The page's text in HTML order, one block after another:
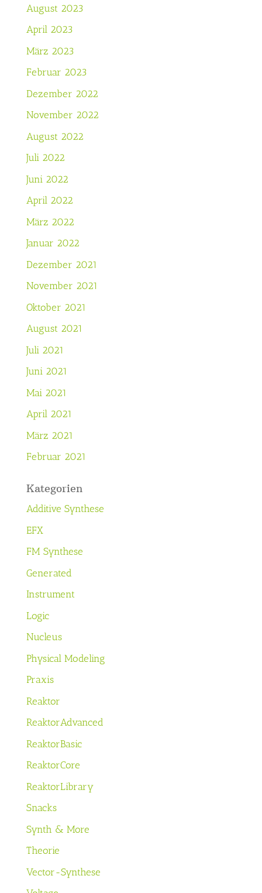
August 2023
April 2023
März 2023
Februar 2023
Dezember 2022
November 2022
August 2022
Juli 2022
Juni 2022
April 2022
März 2022
Januar 2022
Dezember 2021
November 2021
Oktober 2021
August 2021
Juli 2021
Juni 2021
Mai 2021
April 2021
März 2021
Februar 2021
Kategorien
Additive Synthese
EFX
FM Synthese
Generated
Instrument
Logic
Nucleus
Physical Modeling
Praxis
Reaktor
ReaktorAdvanced
ReaktorBasic
ReaktorCore
ReaktorLibrary
Snacks
Synth & More
Theorie
Vector-Synthese